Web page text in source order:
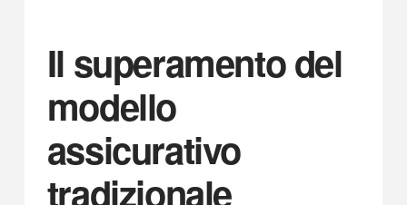
Il superamento del
modello
assicurativo
tradizionale